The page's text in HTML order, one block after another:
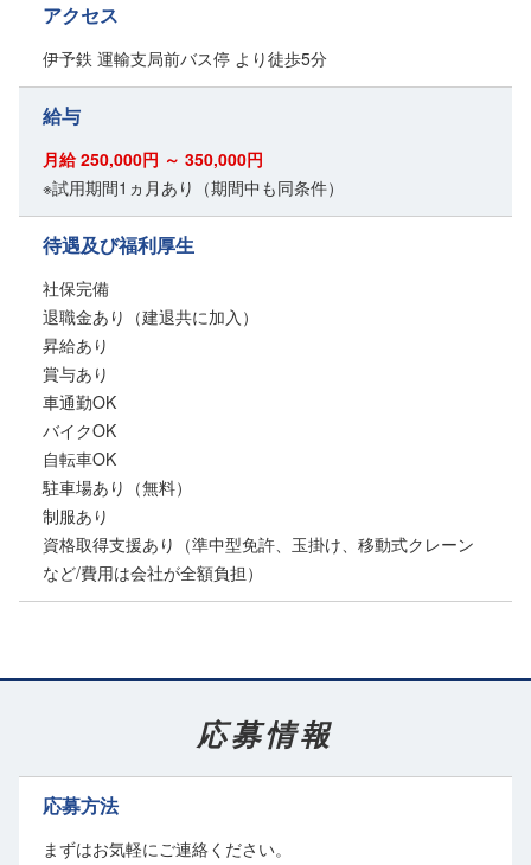
アクセス
伊予鉄 運輸支局前バス停 より徒歩5分
給与
月給 250,000円 ～ 350,000円
※試用期間1ヵ月あり（期間中も同条件）
待遇及び福利厚生
社保完備
退職金あり（建退共に加入）
昇給あり
賞与あり
車通勤OK
バイクOK
自転車OK
駐車場あり（無料）
制服あり
資格取得支援あり（準中型免許、玉掛け、移動式クレーン
など/費用は会社が全額負担）
応募情報
応募方法
まずはお気軽にご連絡ください。